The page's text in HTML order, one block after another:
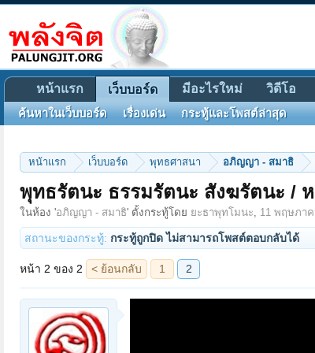
หน้าแรก เว็บบอร์ด พุทธศาสนา อภิญญา - สมาธิ
พุทธรัตนะ ธรรมรัตนะ สังฆรัตนะ /
ในห้อง 'อภิญญา - สมาธิ' ตั้งกระทู้โดย ยะธาพุทโมนะ, 11 พฤษภา
สถานะของกระทู้: กระทู้ถูกปิด ไม่สามารถโพสต์ตอบกลับได้
หน้า 2 ของ 2 < ย้อนกลับ 1 2
หน้าแรก เว็บบอร์ด
ค้นหาในเว็บบอร์ด เรื่องเด่น กระทู้และโพสต์ล่าสุด
มีอะไรใหม่ วิดีโอ